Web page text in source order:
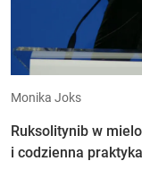
Monika Joks
Ruksolitynib w
i codzienna